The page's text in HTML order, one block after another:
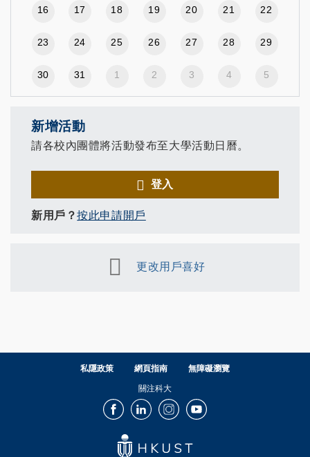
16 17 18 19 20 21 22
23 24 25 26 27 28 29
30 31 1 2 3 4 5
新增活動
請各校內團體將活動發布至大學活動日曆。
登入
新用戶？按此申請開戶
更改用戶喜好
私隱政策 網頁指南 無障礙瀏覽
關注科大
FacebookLinkedInInstagramYoutube